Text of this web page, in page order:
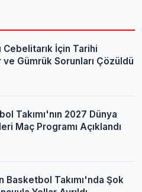
Cebelitarık İçin Tarihi
ve Gümrük Sorunları Çözüldü
Takımı'nın 2027 Dünya
Maç Programı Açıklandı
Basketbol Takımı'nda Şok